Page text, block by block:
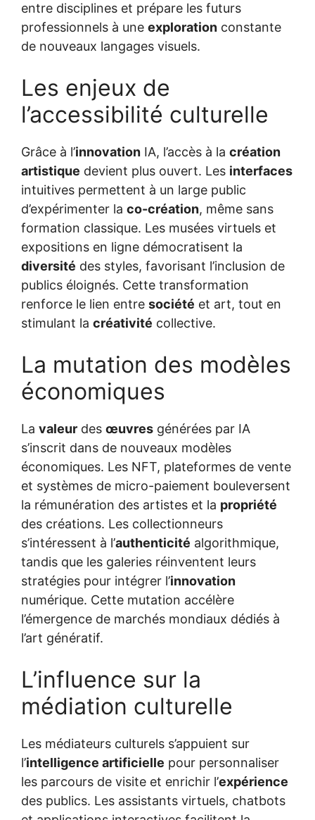
entre disciplines et prépare les futurs
professionnels à une exploration constante
de nouveaux langages visuels.
Les enjeux de
l’accessibilité culturelle
Grâce à l’innovation IA, l’accès à la création
artistique devient plus ouvert. Les interfaces
intuitives permettent à un large public
d’expérimenter la co-création, même sans
formation classique. Les musées virtuels et
expositions en ligne démocratisent la
diversité des styles, favorisant l’inclusion de
publics éloignés. Cette transformation
renforce le lien entre société et art, tout en
stimulant la créativité collective.
La mutation des modèles
économiques
La valeur des œuvres générées par IA
s’inscrit dans de nouveaux modèles
économiques. Les NFT, plateformes de vente
et systèmes de micro-paiement bouleversent
la rémunération des artistes et la propriété
des créations. Les collectionneurs
s’intéressent à l’authenticité algorithmique,
tandis que les galeries réinventent leurs
stratégies pour intégrer l’innovation
numérique. Cette mutation accélère
l’émergence de marchés mondiaux dédiés à
l’art génératif.
L’influence sur la
médiation culturelle
Les médiateurs culturels s’appuient sur
l’intelligence artificielle pour personnaliser
les parcours de visite et enrichir l’expérience
des publics. Les assistants virtuels, chatbots